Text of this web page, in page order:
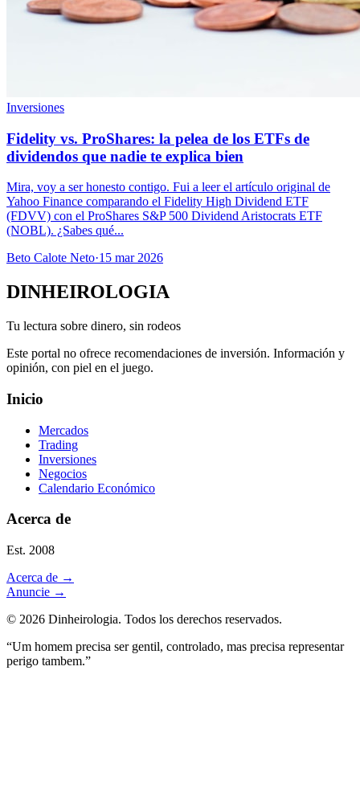
Inversiones
Fidelity vs. ProShares: la pelea de los ETFs de
dividendos que nadie te explica bien
Mira, voy a ser honesto contigo. Fui a leer el artículo original de
Yahoo Finance comparando el Fidelity High Dividend ETF
(FDVV) con el ProShares S&P 500 Dividend Aristocrats ETF
(NOBL). ¿Sabes qué...
Beto Calote Neto·15 mar 2026
DINHEIROLOGIA
Tu lectura sobre dinero, sin rodeos
Este portal no ofrece recomendaciones de inversión. Información y
opinión, con piel en el juego.
Inicio
Mercados
Trading
Inversiones
Negocios
Calendario Económico
Acerca de
Est. 2008
Acerca de →
Anuncie →
© 2026 Dinheirologia. Todos los derechos reservados.
“Um homem precisa ser gentil, controlado, mas precisa representar
perigo tambem.”